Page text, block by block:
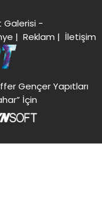
Galerisi -
| Reklam | İletişim
Gençer Yapıtları
İçin